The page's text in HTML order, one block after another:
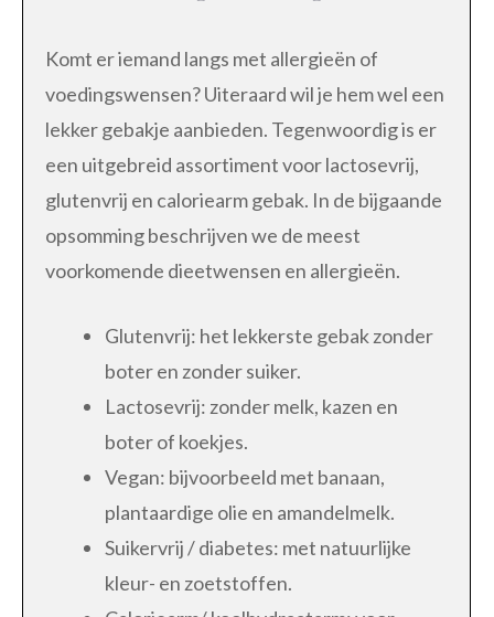
Komt er iemand langs met allergieën of
voedingswensen? Uiteraard wil je hem wel een
lekker gebakje aanbieden. Tegenwoordig is er
een uitgebreid assortiment voor lactosevrij,
glutenvrij en caloriearm gebak. In de bijgaande
opsomming beschrijven we de meest
voorkomende dieetwensen en allergieën.
Glutenvrij: het lekkerste gebak zonder
boter en zonder suiker.
Lactosevrij: zonder melk, kazen en
boter of koekjes.
Vegan: bijvoorbeeld met banaan,
plantaardige olie en amandelmelk.
Suikervrij / diabetes: met natuurlijke
kleur- en zoetstoffen.